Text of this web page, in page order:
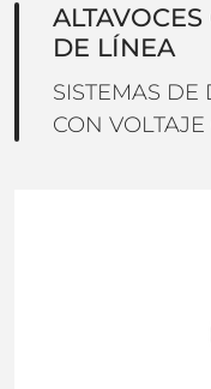
DE LÍNEA
SISTEMAS
CON